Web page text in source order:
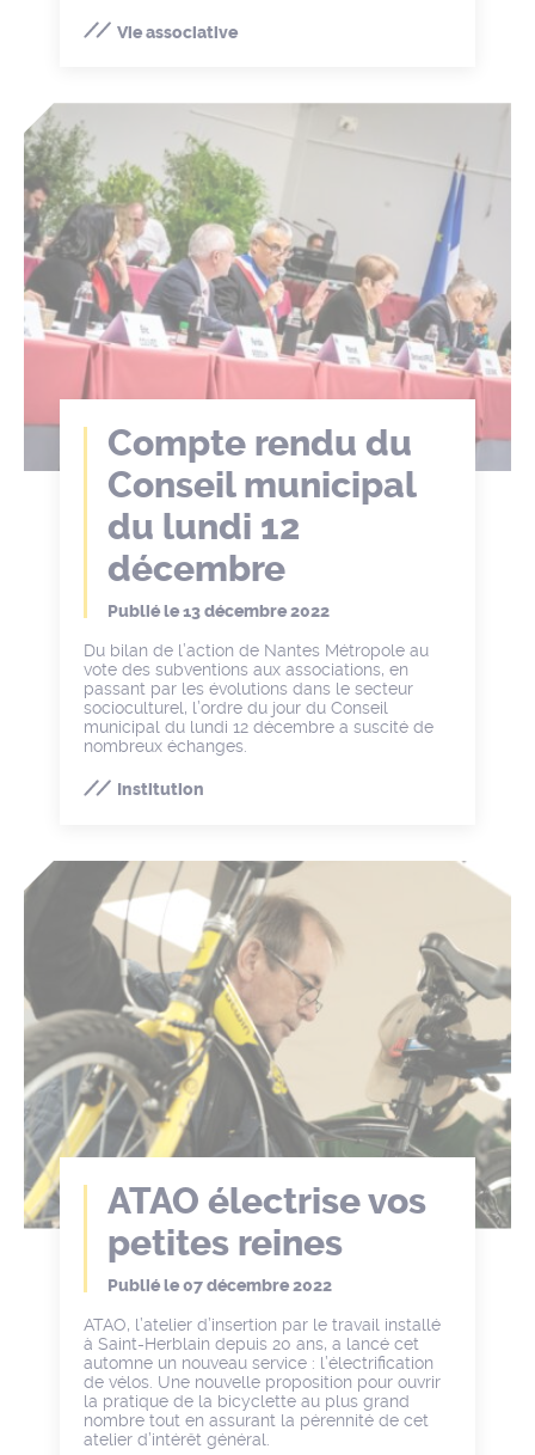
Vie associative
Compte rendu du
Conseil municipal
du lundi 12
décembre
Publié le13 décembre 2022
Du bilan de l’action de Nantes Métropole au
vote des subventions aux associations, en
passant par les évolutions dans le secteur
socioculturel, l’ordre du jour du Conseil
municipal du lundi 12 décembre a suscité de
nombreux échanges.
Institution
ATAO électrise vos
petites reines
Publié le07 décembre 2022
ATAO, l’atelier d’insertion par le travail installé
à Saint-Herblain depuis 20 ans, a lancé cet
automne un nouveau service : l’électrification
de vélos. Une nouvelle proposition pour ouvrir
la pratique de la bicyclette au plus grand
nombre tout en assurant la pérennité de cet
atelier d’intérêt général.